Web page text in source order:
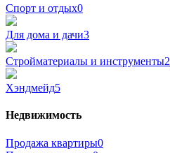
Спорт и отдых0
Для дома и дачи3
Стройматериалы и инструменты2
Хэндмейд5
Недвижимость
Продажа квартиры0